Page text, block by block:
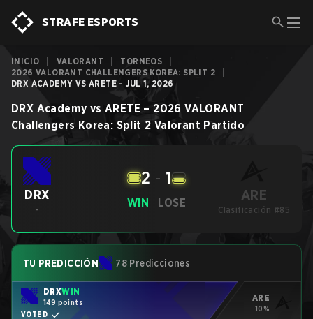
STRAFE ESPORTS
INICIO VALORANT TORNEOS
2026 VALORANT CHALLENGERS KOREA: SPLIT 2
DRX ACADEMY VS ARETE - JUL 1, 2026
DRX Academy vs ARETE– 2026 VALORANT
Challengers Korea: Split 2 Valorant Partido
DRX
-
WIN
2 - 1
LOSE ARE
Clasificación #85
TU PREDICCIÓN 78 Predicciones
DRXWIN
149 points
VOTED
ARE
10%